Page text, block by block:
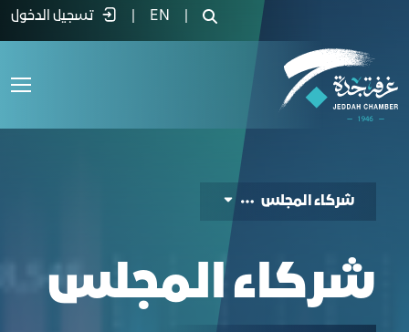
شركاء المجلس - غرفة جدة
EN تسجيل الدخول
شركاء المجلس
شركاء المجلس